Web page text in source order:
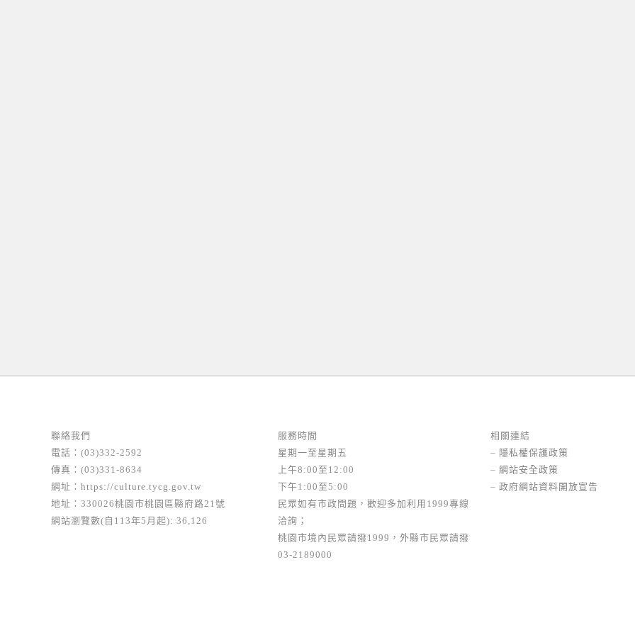
聯絡我們
電話：(03)332-2592
傳真：(03)331-8634
網址： https://culture.tycg.gov.tw
地址：330026桃園市桃園區縣府路21號
網站瀏覽數(自113年5月起): 36,126
服務時間
星期一至星期五
上午8:00至12:00
下午1:00至5:00
民眾如有市政問題，歡迎多加利用1999專線
洽詢；
桃園市境內民眾請撥1999，外縣市民眾請撥
03-2189000
相關連結
– 隱私權保護政策
– 網站安全政策
– 政府網站資料開放宣告